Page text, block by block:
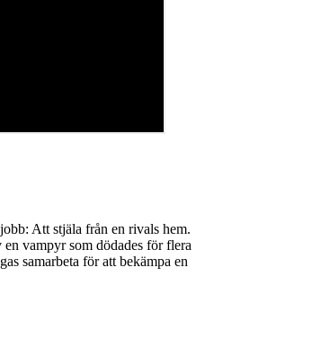
Att stjäla från en rivals hem.
vampyr som dödades för flera
samarbeta för att bekämpa en